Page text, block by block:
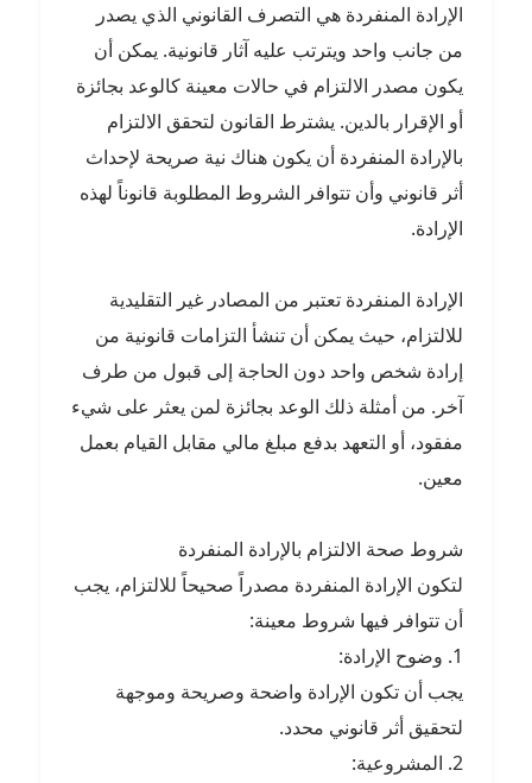
الإرادة المنفردة هي التصرف القانوني الذي يصدر
من جانب واحد ويترتب عليه آثار قانونية. يمكن أن
يكون مصدر الالتزام في حالات معينة كالوعد بجائزة
أو الإقرار بالدين. يشترط القانون لتحقق الالتزام
بالإرادة المنفردة أن يكون هناك نية صريحة لإحداث
أثر قانوني وأن تتوافر الشروط المطلوبة قانوناً لهذه
الإرادة.
الإرادة المنفردة تعتبر من المصادر غير التقليدية
للالتزام، حيث يمكن أن تنشأ التزامات قانونية من
إرادة شخص واحد دون الحاجة إلى قبول من طرف
آخر. من أمثلة ذلك الوعد بجائزة لمن يعثر على شيء
مفقود، أو التعهد بدفع مبلغ مالي مقابل القيام بعمل
معين.
شروط صحة الالتزام بالإرادة المنفردة
لتكون الإرادة المنفردة مصدراً صحيحاً للالتزام، يجب
أن تتوافر فيها شروط معينة:
1. وضوح الإرادة:
يجب أن تكون الإرادة واضحة وصريحة وموجهة
لتحقيق أثر قانوني محدد.
2. المشروعية: